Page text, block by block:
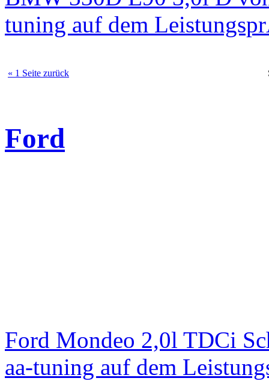
tuning auf dem
« 1 Seite zurück
Ford
Ford Mondeo 2,0l TDCi
aa-tuning auf dem